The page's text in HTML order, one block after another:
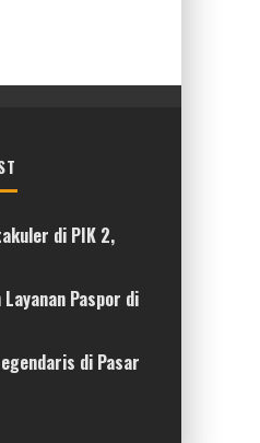
di PIK 2,
Paspor di
di Pasar